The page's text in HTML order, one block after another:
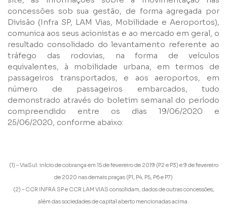
concessões sob sua gestão, de forma agregada por
Divisão (Infra SP, LAM Vias, Mobilidade e Aeroportos),
comunica aos seus acionistas e ao mercado em geral, o
resultado consolidado do levantamento referente ao
tráfego das rodovias, na forma de veículos
equivalentes, à mobilidade urbana, em termos de
passageiros transportados, e aos aeroportos, em
número de passageiros embarcados, tudo
demonstrado através do boletim semanal do período
compreendido entre os dias 19/06/2020 e
25/06/2020, conforme abaixo:
(1) – ViaSul: início de cobrança em 15 de fevereiro de 2019 (P2 e P3) e 9 de fevereiro
de 2020 nas demais praças (P1, P4, P5, P6 e P7)
(2) – CCR INFRA SP e CCR LAM VIAS consolidam, dados de outras concessões,
além das sociedades de capital aberto mencionadas acima.
Nome
E-mail
Empresa